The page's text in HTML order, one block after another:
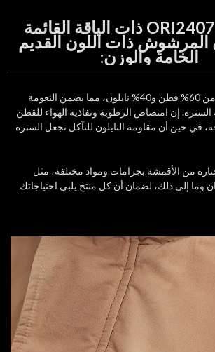
سترة ORI240709 ذات الياقة القائمة
المرشوش ذات اللون القديم
الخامة والوزن:
تتكون تركيبة القماش من 60% قطن و40% نايلون، مما يضمن النعومة
السترة. إن امتصاص الرطوبة ونفاذية الهواء للقطن
في حين أن مقاومة النايلون للتآكل تجعل السترة
من الأقمشة بجرامات ومواد مختلفة، مثل
وما إلى ذلك، لضمان أن كل منتج يلبي احتياجاتك